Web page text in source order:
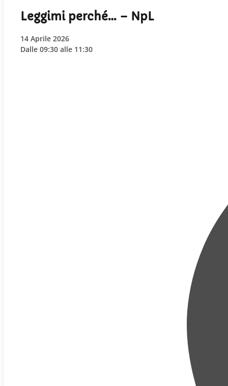
Leggimi perché… – NpL
14 Aprile 2026
Dalle 09:30 alle 11:30